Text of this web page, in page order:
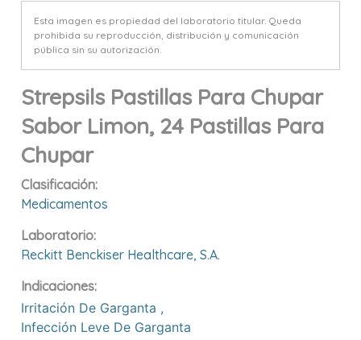
Esta imagen es propiedad del laboratorio titular. Queda
prohibida su reproducción, distribución y comunicación
pública sin su autorización.
Strepsils Pastillas Para Chupar
Sabor Limon, 24 Pastillas Para
Chupar
Clasificación:
Medicamentos
Laboratorio:
Reckitt Benckiser Healthcare, S.a.
Indicaciones:
Irritación De Garganta ,
Infección Leve De Garganta